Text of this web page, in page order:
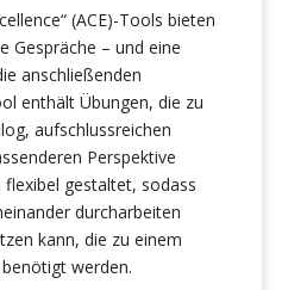
(ACE)-Tools bieten
Gespräche – und eine
anschließenden
enthält Übungen, die zu
aufschlussreichen
Perspektive
flexibel gestaltet, sodass
durcharbeiten
kann, die zu einem
werden.